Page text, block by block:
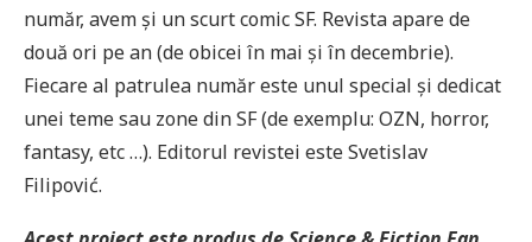
număr, avem și un scurt comic SF. Revista apare de
două ori pe an (de obicei în mai și în decembrie).
Fiecare al patrulea număr este unul special și dedicat
unei teme sau zone din SF (de exemplu: OZN, horror,
fantasy, etc …). Editorul revistei este Svetislav
Filipović.